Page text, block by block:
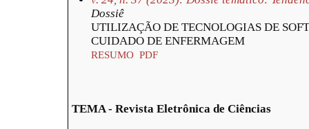
Dossiê
UTILIZAÇÃO DE TECNOLOGIAS DE
CUIDADO DE ENFERMAGEM
RESUMO PDF
TEMA - Revista Eletrônica de Ciências